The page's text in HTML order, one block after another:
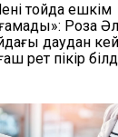
тойда ешкім
Роза
даудан
рет пікір